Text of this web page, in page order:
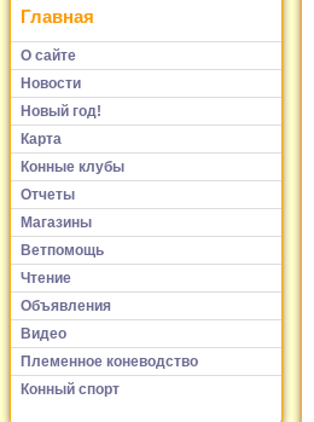
Главная
О сайте
Новости
Новый год!
Карта
Конные клубы
Отчеты
Магазины
Ветпомощь
Чтение
Объявления
Видео
Племенное коневодство
Конный спорт